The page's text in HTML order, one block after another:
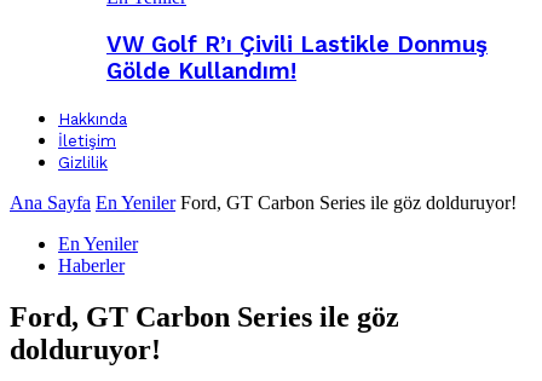
VW Golf R’ı Çivili Lastikle Donmuş
Gölde Kullandım!
Hakkında
İletişim
Gizlilik
Ana Sayfa En Yeniler Ford, GT Carbon Series ile göz dolduruyor!
En Yeniler
Haberler
Ford, GT Carbon Series ile göz
dolduruyor!